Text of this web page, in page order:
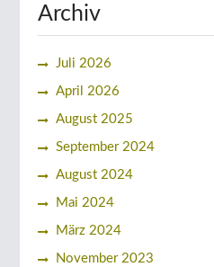
Archiv
Juli 2026
April 2026
August 2025
September 2024
August 2024
Mai 2024
März 2024
November 2023